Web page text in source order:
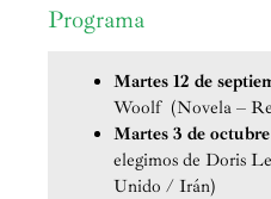
Programa
Martes 12 de
Woolf (Novela –
Martes 3 de octubre
elegimos de Doris
Unido / Irán)